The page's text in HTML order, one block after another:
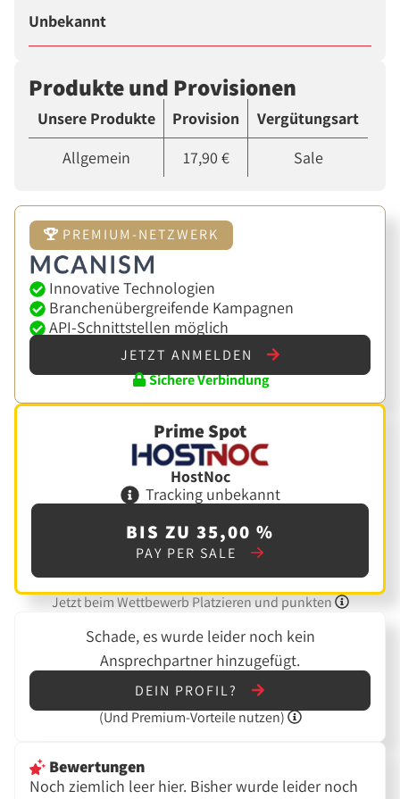
Unbekannt
Produkte und Provisionen
Unsere Produkte Provision
Vergütungsart
Allgemein
17,90 € Sale
PREMIUM-NETZWERK
Innovative Technologien
Branchenübergreifende Kampagnen
API-Schnittstellen möglich
JETZT ANMELDEN
Sichere Verbindung
Prime Spot
HostNoc
Tracking unbekannt
BIS ZU 35,00 %
PAY PER SALE
Jetzt beim Wettbewerb Platzieren und punkten
Schade, es wurde leider noch kein
Ansprechpartner hinzugefügt.
DEIN PROFIL?
(Und Premium-Vorteile nutzen)
Bewertungen
Noch ziemlich leer hier. Bisher wurde leider noch